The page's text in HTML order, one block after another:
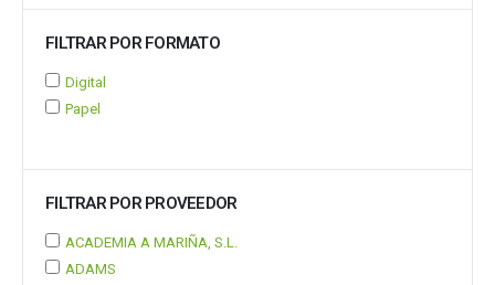
FILTRAR POR FORMATO
Digital
Papel
FILTRAR POR PROVEEDOR
ACADEMIA A MARIÑA, S.L.
ADAMS